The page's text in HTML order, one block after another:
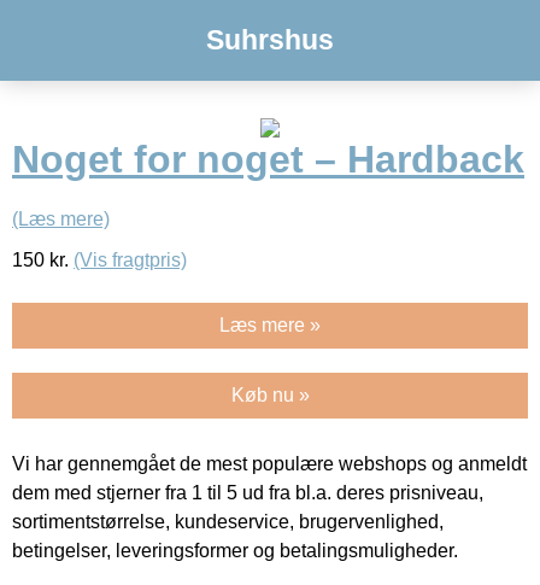
Suhrshus
Noget for noget – Hardback
(Læs mere)
150 kr. (Vis fragtpris)
Læs mere »
Køb nu »
Vi har gennemgået de mest populære webshops og anmeldt
dem med stjerner fra 1 til 5 ud fra bl.a. deres prisniveau,
sortimentstørrelse, kundeservice, brugervenlighed,
betingelser, leveringsformer og betalingsmuligheder.